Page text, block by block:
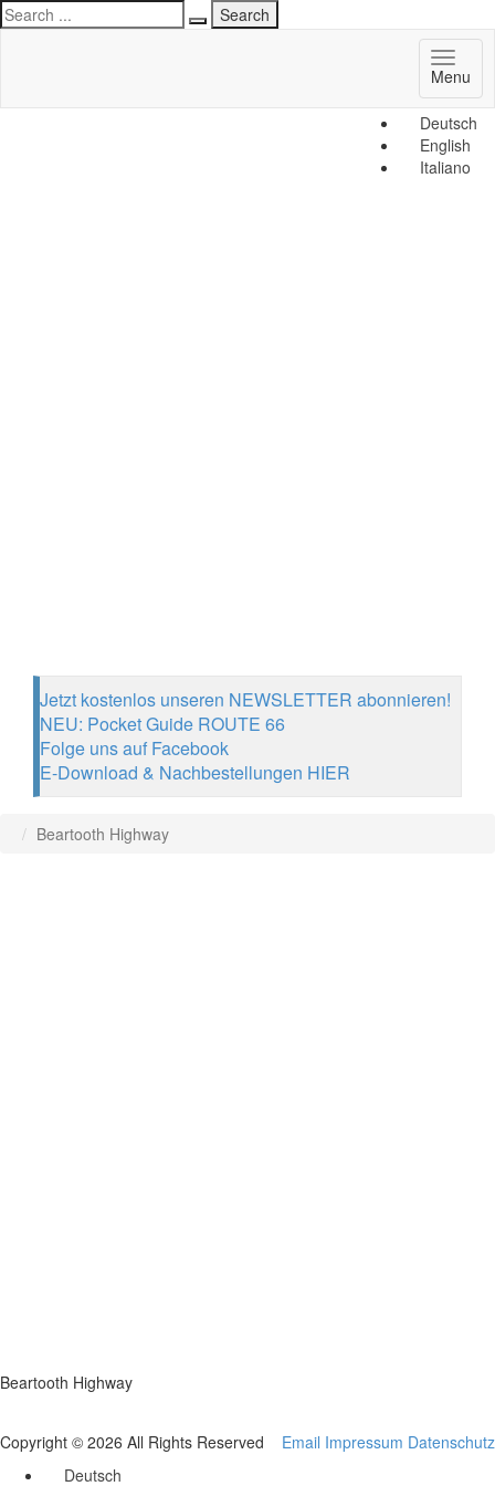
Deutsch
English
Italiano
Menu
Jetzt kostenlos unseren NEWSLETTER abonnieren!
NEU: Pocket Guide ROUTE 66
Folge uns auf Facebook
E-Download & Nachbestellungen HIER
Beartooth Highway
Beartooth Highway
Copyright © 2026 All Rights Reserved Email Impressum Datenschutz
Deutsch